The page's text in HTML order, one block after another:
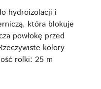
hydroizolacji i
która blokuje
powłokę przed
kolory
rolki: 25 m